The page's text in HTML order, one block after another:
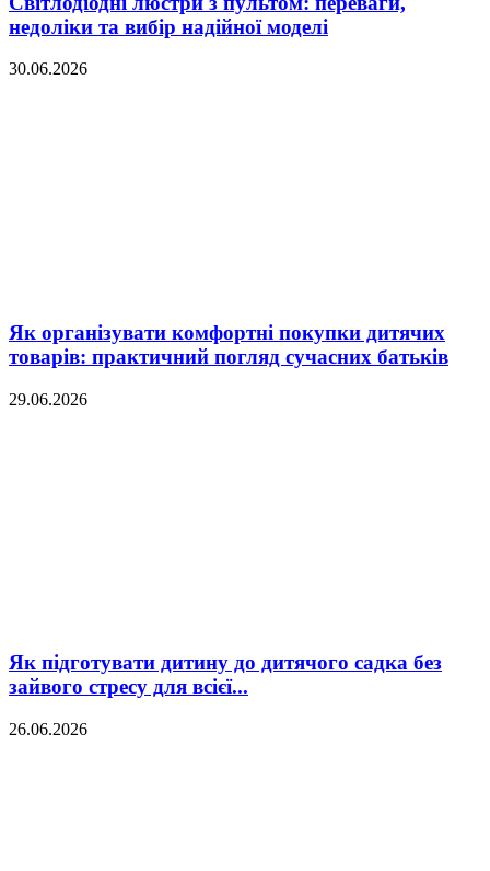
недоліки та вибір надійної моделі
30.06.2026
Як організувати комфортні покупки дитячих
товарів: практичний погляд сучасних батьків
29.06.2026
Як підготувати дитину до дитячого садка без
зайвого стресу для всієї...
26.06.2026